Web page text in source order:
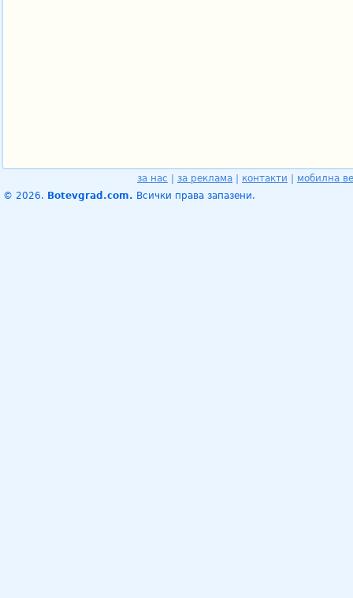
за нас за реклама контакти
мобилна
© 2026. Botevgrad.com. Всички права запазени.